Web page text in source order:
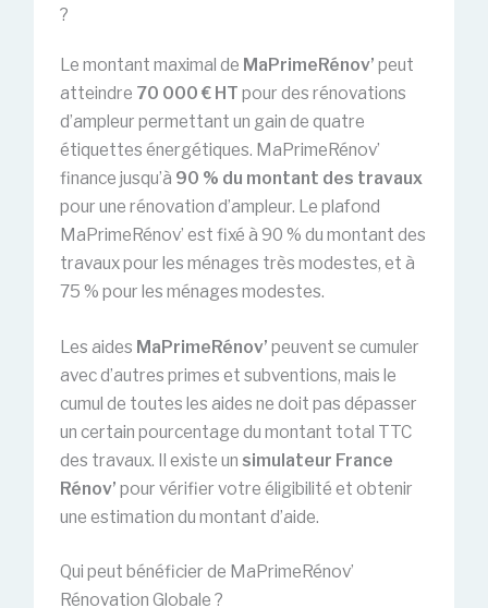
?
Le montant maximal de MaPrimeRénov’ peut
atteindre 70 000 € HT pour des rénovations
d’ampleur permettant un gain de quatre
étiquettes énergétiques. MaPrimeRénov’
finance jusqu’à 90 % du montant des travaux
pour une rénovation d’ampleur. Le plafond
MaPrimeRénov’ est fixé à 90 % du montant des
travaux pour les ménages très modestes, et à
75 % pour les ménages modestes.
Les aides MaPrimeRénov’ peuvent se cumuler
avec d’autres primes et subventions, mais le
cumul de toutes les aides ne doit pas dépasser
un certain pourcentage du montant total TTC
des travaux. Il existe un simulateur France
Rénov’ pour vérifier votre éligibilité et obtenir
une estimation du montant d’aide.
Qui peut bénéficier de MaPrimeRénov’
Rénovation Globale ?